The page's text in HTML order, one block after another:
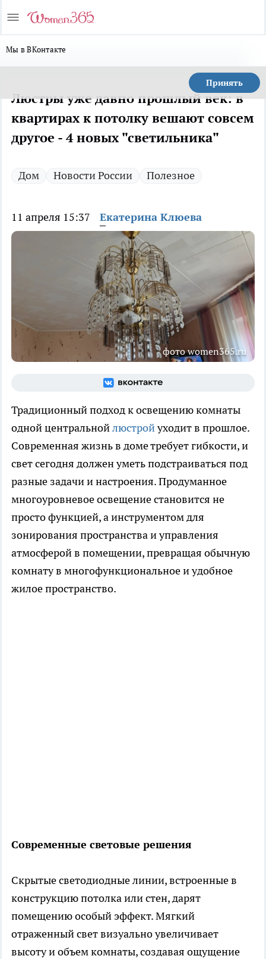
Мы в ВКонтакте
Принять
Люстры уже давно прошлый век: в
квартирах к потолку вешают совсем
другое - 4 новых "светильника"
Дом Новости России Полезное
11 апреля 15:37 Екатерина Клюева
фото women365.ru
Традиционный подход к освещению комнаты
одной центральнойлюстройуходит в прошлое.
Современная жизнь в доме требует гибкости, и
свет сегодня должен уметь подстраиваться под
разные задачи и настроения. Продуманное
многоуровневое освещение становится не
просто функцией, а инструментом для
зонирования пространства и управления
атмосферой в помещении, превращая обычную
комнату в многофункциональное и удобное
жилое пространство.
Современные световые решения
Скрытые светодиодные линии, встроенные в
конструкцию потолка или стен, дарят
помещению особый эффект. Мягкий
отраженный свет визуально увеличивает
высоту и объем комнаты, создавая ощущение